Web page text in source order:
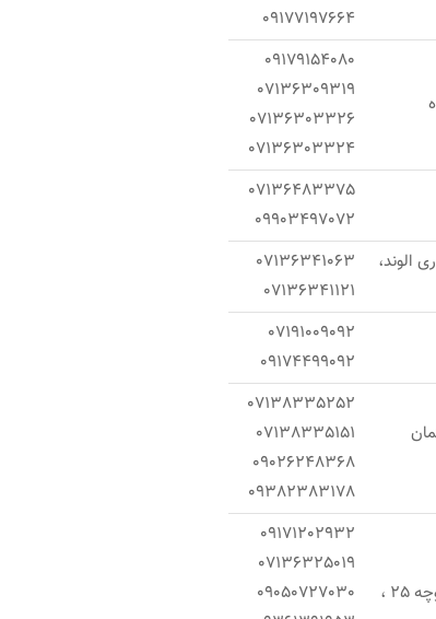
09177197664
09179154080
07136309319
07136303326
07136303324
07136483375
09903497072
اداری الوند،
07136341063
07136341121
07191009092
09174499092
07138335252
07138335151
09026248368
09382383178
شیراز ، فرهنگ شهر ، کوچه 25 ، سمت استخر کوثر ، ورودی کوچه 25 ،
09171202932
07136325019
09050727030